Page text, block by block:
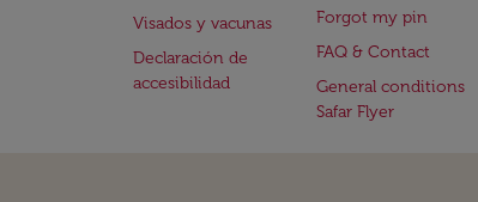
Visados y vacunas
Declaración de
accesibilidad
Forgot my pin
FAQ & Contact
General conditions
Safar Flyer